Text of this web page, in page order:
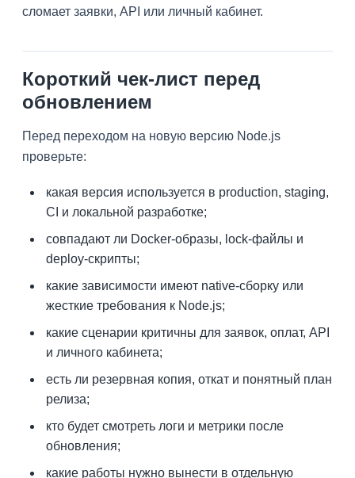
сломает заявки, API или личный кабинет.
Короткий чек-лист перед
обновлением
Перед переходом на новую версию Node.js
проверьте:
какая версия используется в production, staging,
CI и локальной разработке;
совпадают ли Docker-образы, lock-файлы и
deploy-скрипты;
какие зависимости имеют native-сборку или
жесткие требования к Node.js;
какие сценарии критичны для заявок, оплат, API
и личного кабинета;
есть ли резервная копия, откат и понятный план
релиза;
кто будет смотреть логи и метрики после
обновления;
какие работы нужно вынести в отдельную